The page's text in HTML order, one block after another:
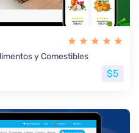
y Comestibles
$5